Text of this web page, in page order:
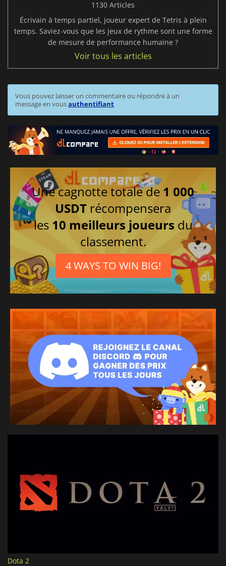
1130 Articles
Écrivain à temps partiel, joueur expert de Tetris à plein
temps. Saviez-vous que les jeux de rythme sont une forme
de mesure de performance humaine ?
Voir tous les articles
Vous pouvez laisser un commentaire ou répondre à un
message en vousauthentifiant
Une cagnotte totale de 1 000
USDT récompensera
les 10 meilleurs joueurs du
classement.
4 WAYS TO WIN BIG!
Dota 2